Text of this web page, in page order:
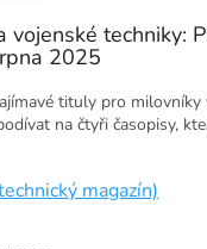
vojenské techniky:
2025
tituly pro milovníky
na čtyři časopisy,
magazín)